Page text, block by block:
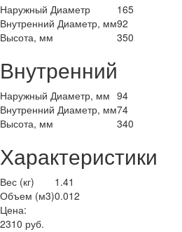
Наружный Диаметр
165
Внутренний Диаметр, мм92
Высота, мм
350
Внутренний
Наружный Диаметр, мм 94
Внутренний Диаметр, мм74
Высота, мм
340
Характеристики
Вес (кг)
1.41
Объем (м3)0.012
Цена:
2310 руб.